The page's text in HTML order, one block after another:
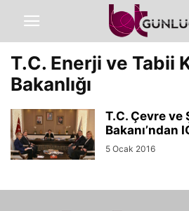
T.C. Enerji ve Tabii
Bakanlığı
T.C. Çevre ve
Bakanı’ndan
5 Ocak 2016